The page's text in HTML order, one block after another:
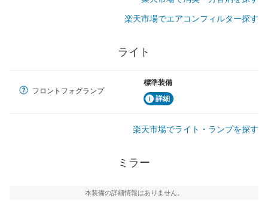
楽天市場でエアコンフィルター探す
ライト
フロントフォグランプ
標準装備
詳細
楽天市場でライト・ランプを探す
ミラー
本装備の詳細情報はありません。